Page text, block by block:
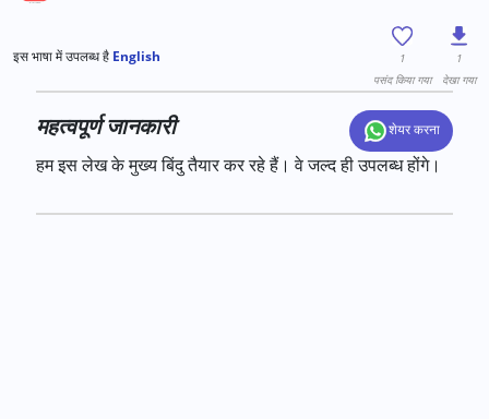
इस भाषा में उपलब्ध है English
1
पसंद किया गया
1
देखा गया
महत्वपूर्ण जानकारी शेयर करना
हम इस लेख के मुख्य बिंदु तैयार कर रहे हैं। वे जल्द ही उपलब्ध होंगे।